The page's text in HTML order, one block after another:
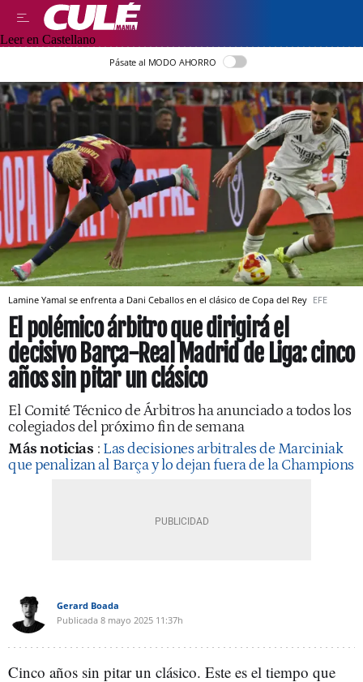
Leer en Castellano
Pásate al MODO AHORRO
Lamine Yamal se enfrenta a Dani Ceballos en el clásico de Copa del Rey EFE
El polémico árbitro que dirigirá el
decisivo Barça-Real Madrid de Liga: cinco
años sin pitar un clásico
El Comité Técnico de Árbitros ha anunciado a todos los
colegiados del próximo fin de semana
Más noticias : Las decisiones arbitrales de Marciniak
que penalizan al Barça y lo dejan fuera de la Champions
Gerard Boada
Publicada 8 mayo 2025 11:37h
Cinco años sin pitar un clásico. Este es el tiempo que